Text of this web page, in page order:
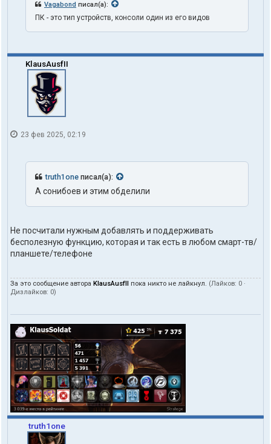
t
h
e
Vagabond писал(а):
ПК - это тип устройств, консоли один из его видов
KlausAusfII
23 фев 2025, 02:19
truth1one писал(а):
А сонибоев и этим обделили
Не посчитали нужным добавлять и поддерживать
бесполезную функцию, которая и так есть в любом смарт-тв/
планшете/телефоне
За это сообщение автора KlausAusfII пока никто не лайкнул. (Лайков: 0 ·
Дизлайков: 0)
truth1one